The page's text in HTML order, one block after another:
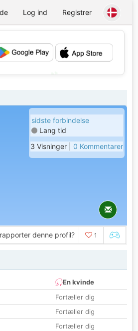
Log ind Registrer
sidste forbindelse
Lang tid
3 Visninger | 0 Kommentarer
rapporter denne profil? 1
En kvinde
Fortæller dig
Fortæller dig
Fortæller dig